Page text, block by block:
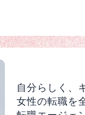
自分らしく、
女性の転職を